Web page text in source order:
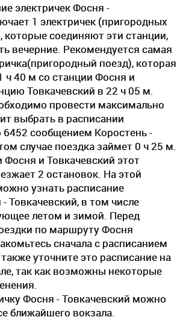
электричек Фосня -
1 электричек (пригородных
которые соединяют эти станции,
вечерние. Рекомендуется самая
поезд), которая
ч 40 м со станции Фосня и
Товкачевский в 22 ч 05 м.
провести максимально
выбрать в расписании
6452 сообщением Коростень -
случае поездка займет 0 ч 25 м.
и Товкачевский этот
2 остановок. На этой
узнать расписание
Товкачевский, в том числе
летом и зимой. Перед
по маршруту Фосня
сначала с расписанием
уточните это расписание на
так как возможны некоторые
Фосня - Товкачевский можно
ближайшего вокзала.